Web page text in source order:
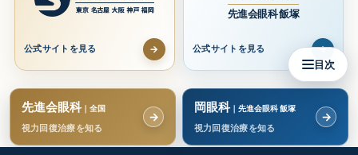
公式サイトを見る →
先進会眼科 飯塚
公式サイトを見る →
先進会眼科｜全国
視力回復治療を知る
→
岡眼科｜先進会眼科 飯塚
視力回復治療を知る
→
目次